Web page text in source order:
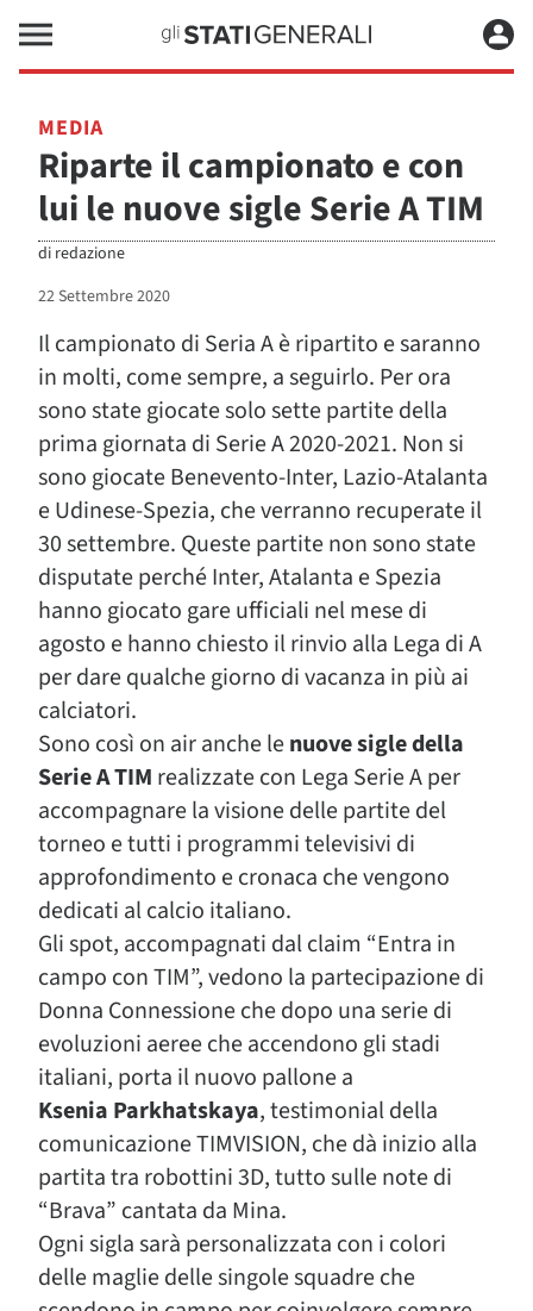
MEDIA
Riparte il campionato e con
lui le nuove sigle Serie A TIM
di redazione
22 Settembre 2020
Il campionato di Seria A è ripartito e saranno
in molti, come sempre, a seguirlo. Per ora
sono state giocate solo sette partite della
prima giornata di Serie A 2020-2021. Non si
sono giocate Benevento-Inter, Lazio-Atalanta
e Udinese-Spezia, che verranno recuperate il
30 settembre. Queste partite non sono state
disputate perché Inter, Atalanta e Spezia
hanno giocato gare ufficiali nel mese di
agosto e hanno chiesto il rinvio alla Lega di A
per dare qualche giorno di vacanza in più ai
calciatori.
Sono così on air anche lenuove sigle della
Serie A TIM realizzate con Lega Serie A per
accompagnare la visione delle partite del
torneo e tutti i programmi televisivi di
approfondimento e cronaca che vengono
dedicati al calcio italiano.
Gli spot, accompagnati dal claim “Entra in
campo con TIM”, vedono la partecipazione di
Donna Connessione che dopo una serie di
evoluzioni aeree che accendono gli stadi
italiani, porta il nuovo pallone a
Ksenia Parkhatskaya, testimonial della
comunicazione TIMVISION, che dà inizio alla
partita tra robottini 3D, tutto sulle note di
“Brava” cantata da Mina.
Ogni sigla sarà personalizzata con i colori
delle maglie delle singole squadre che